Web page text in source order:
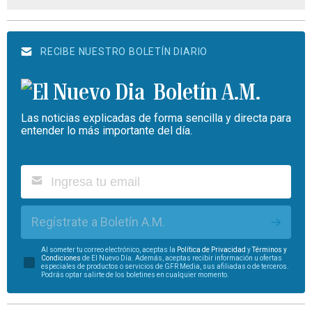
RECIBE NUESTRO BOLETÍN DIARIO
Boletín A.M.
Las noticias explicadas de forma sencilla y directa para
entender lo más importante del día.
Regístrate a Boletín A.M.
Al someter tu correo electrónico, aceptas la Política de Privacidad yTérminos y
Condiciones de El Nuevo Día. Además, aceptas recibir información u ofertas
especiales de productos o servicios de GFR Media, sus afiliadas o de terceros.
Podrás optar salirte de los boletines en cualquier momento.